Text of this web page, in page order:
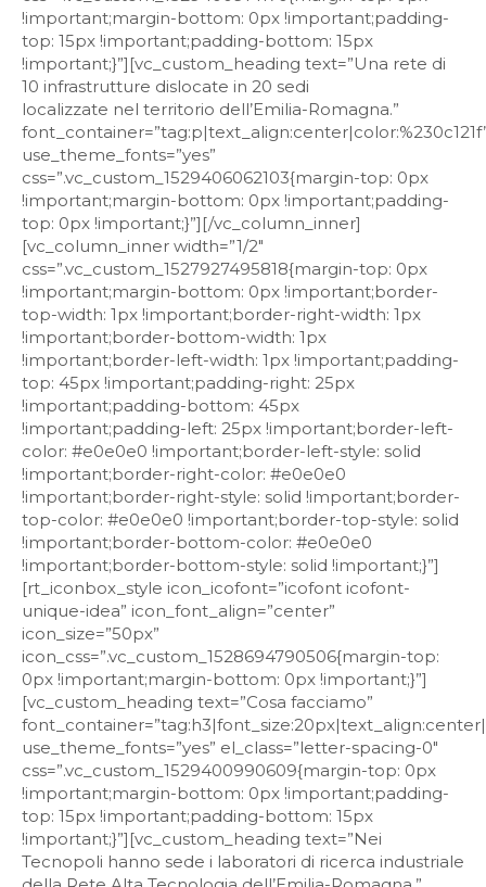
!important;margin-bottom: 0px !important;padding-
top: 15px !important;padding-bottom: 15px
!important;}”][vc_custom_heading text=”Una rete di
10 infrastrutture dislocate in 20 sedi
localizzate nel territorio dell’Emilia-Romagna.”
use_theme_fonts=”yes”
css=”.vc_custom_1529406062103{margin-top: 0px
!important;margin-bottom: 0px !important;padding-
top: 0px !important;}”][/vc_column_inner]
[vc_column_inner width=”1/2″
css=”.vc_custom_1527927495818{margin-top: 0px
!important;margin-bottom: 0px !important;border-
top-width: 1px !important;border-right-width: 1px
!important;border-bottom-width: 1px
!important;border-left-width: 1px !important;padding-
top: 45px !important;padding-right: 25px
!important;padding-bottom: 45px
!important;padding-left: 25px !important;border-left-
color: #e0e0e0 !important;border-left-style: solid
!important;border-right-color: #e0e0e0
!important;border-right-style: solid !important;border-
top-color: #e0e0e0 !important;border-top-style: solid
!important;border-bottom-color: #e0e0e0
!important;border-bottom-style: solid !important;}”]
[rt_iconbox_style icon_icofont=”icofont icofont-
unique-idea” icon_font_align=”center”
icon_size=”50px”
icon_css=”.vc_custom_1528694790506{margin-top:
0px !important;margin-bottom: 0px !important;}”]
[vc_custom_heading text=”Cosa facciamo”
use_theme_fonts=”yes” el_class=”letter-spacing-0″
css=”.vc_custom_1529400990609{margin-top: 0px
!important;margin-bottom: 0px !important;padding-
top: 15px !important;padding-bottom: 15px
!important;}”][vc_custom_heading text=”Nei
Tecnopoli hanno sede i laboratori di ricerca industriale